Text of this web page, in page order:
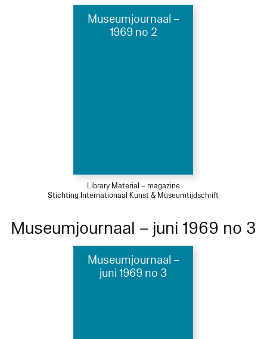
Museumjournaal –
1969 no 2
Library Material – magazine
Stichting Internationaal Kunst & Museumtijdschrift
Museumjournaal – juni 1969 no 3
Museumjournaal –
juni 1969 no 3